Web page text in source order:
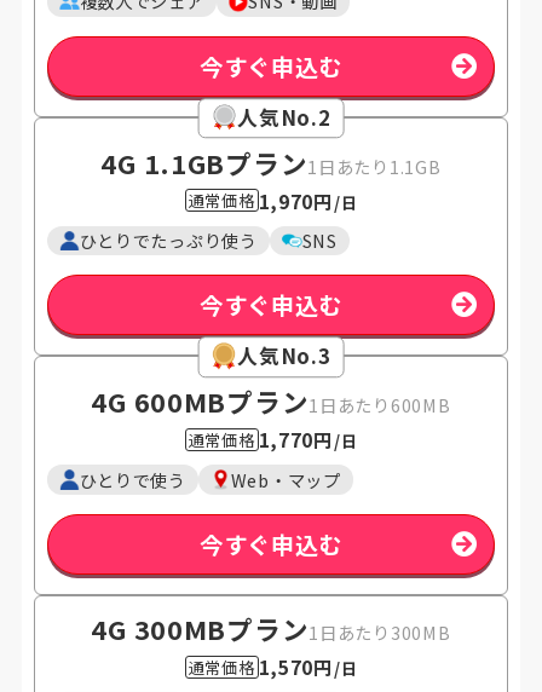
今すぐ申込む
人気No.2
4G 1.1GBプラン1日あたり1.1GB
通常価格1,970円 /日
ひとりでたっぷり使う SNS
今すぐ申込む
人気No.3
4G 600MBプラン1日あたり600MB
通常価格1,770円 /日
ひとりで使う Web・マップ
今すぐ申込む
4G 300MBプラン1日あたり300MB
通常価格1,570円 /日